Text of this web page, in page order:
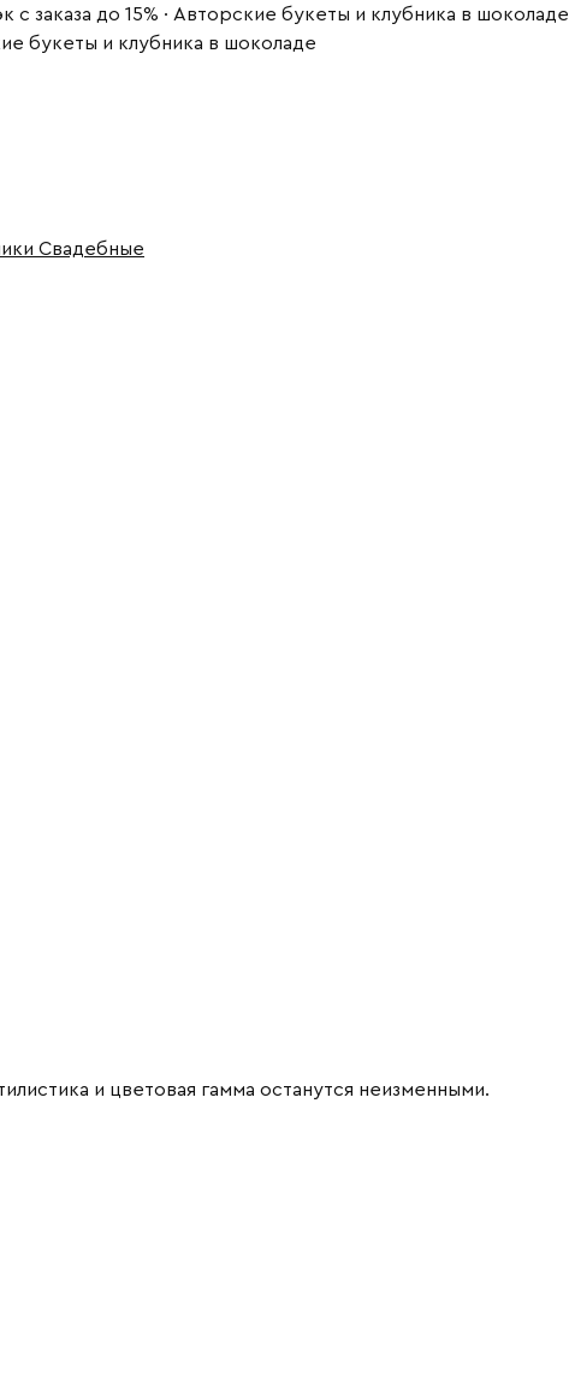
заказа до 15% · Авторские букеты и клубника в шоколаде
букеты и клубника в шоколаде
Свадебные
и цветовая гамма останутся неизменными.